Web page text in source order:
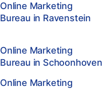
Online Marketing
Bureau in Ravenstein
Online Marketing
Bureau in Schoonhoven
Online Marketing